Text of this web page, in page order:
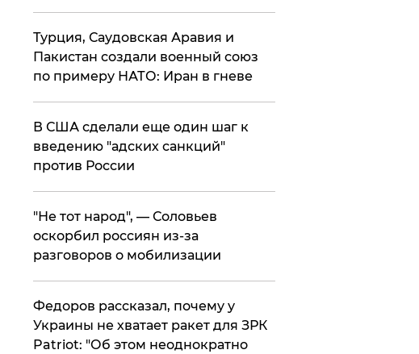
Турция, Саудовская Аравия и
Пакистан создали военный союз
по примеру НАТО: Иран в гневе
В США сделали еще один шаг к
введению "адских санкций"
против России
​"Не тот народ", — Соловьев
оскорбил россиян из-за
разговоров о мобилизации
Федоров рассказал, почему у
Украины не хватает ракет для ЗРК
Patriot: "Об этом неоднократно